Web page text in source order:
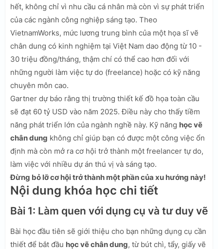
hết, không chỉ vì nhu cầu cá nhân mà còn vì sự phát triển
của các ngành công nghiệp sáng tạo. Theo
VietnamWorks, mức lương trung bình của một họa sĩ vẽ
chân dung có kinh nghiệm tại Việt Nam dao động từ 10 -
30 triệu đồng/tháng, thậm chí có thể cao hơn đối với
những người làm việc tự do (freelance) hoặc có kỹ năng
chuyên môn cao.
Gartner dự báo rằng thị trường thiết kế đồ họa toàn cầu
sẽ đạt 60 tỷ USD vào năm 2025. Điều này cho thấy tiềm
năng phát triển lớn của ngành nghề này. Kỹ năng học vẽ
chân dung không chỉ giúp bạn có được một công việc ổn
định mà còn mở ra cơ hội trở thành một freelancer tự do,
làm việc với nhiều dự án thú vị và sáng tạo.
Đừng bỏ lỡ cơ hội trở thành một phần của xu hướng này!
Nội dung khóa học chi tiết
Bài 1: Làm quen với dụng cụ và tư duy vẽ
Bài học đầu tiên sẽ giới thiệu cho bạn những dụng cụ cần
thiết để bắt đầu học vẽ chân dung, từ bút chì, tẩy, giấy vẽ